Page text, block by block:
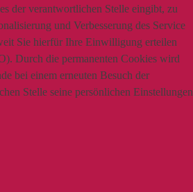
der verantwortlichen Stelle eingibt, zu
und Verbesserung des Service
Sie hierfür Ihre Einwilligung erteilen
Durch die permanenten Cookies wird
bei einem erneuten Besuch der
Stelle seine persönlichen Einstellungen